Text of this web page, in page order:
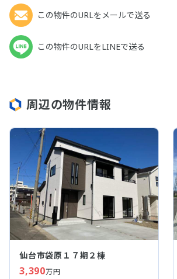
この物件のURLをメールで送る
この物件のURLをLINEで送る
周辺の物件情報
仙台市袋原１７期２棟
3,390万円